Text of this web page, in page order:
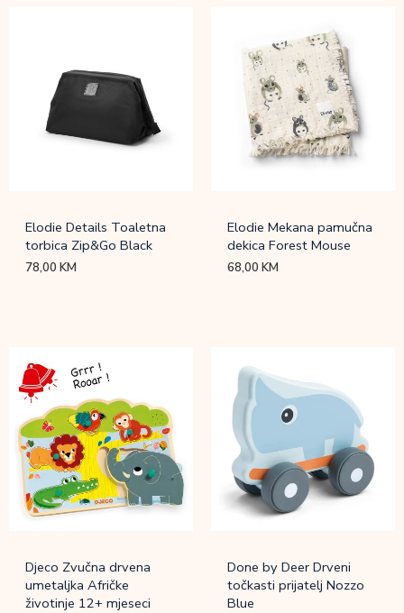
Elodie Details Toaletna
torbica Zip&Go Black
78,00KM
Elodie Mekana pamučna
dekica Forest Mouse
68,00KM
Djeco Zvučna drvena
umetaljka Afričke
životinje 12+ mjeseci
Done by Deer Drveni
točkasti prijatelj Nozzo
Blue